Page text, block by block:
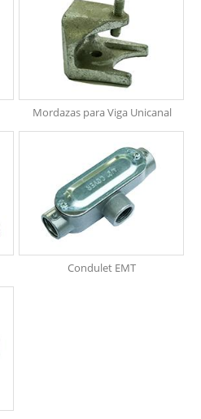
Mordazas para Viga Unicanal
Condulet EMT